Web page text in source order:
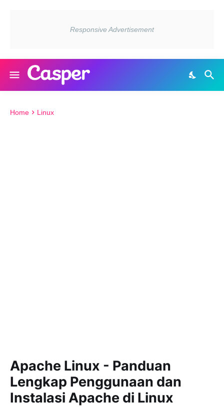
Home Linux
Apache Linux - Panduan
Lengkap Penggunaan dan
Instalasi Apache di Linux